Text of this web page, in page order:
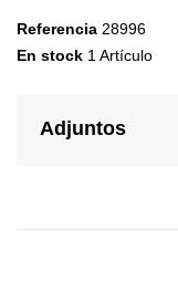
Referencia 28996
En stock 1 Artículo
Adjuntos